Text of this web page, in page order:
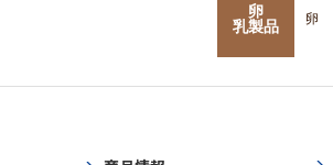
卵
乳製品
卵